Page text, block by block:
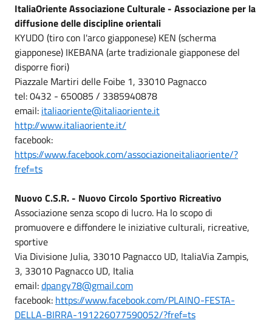
ItaliaOriente Associazione Culturale - Associazione per la
diffusione delle discipline orientali
KYUDO (tiro con l'arco giapponese) KEN (scherma
giapponese) IKEBANA (arte tradizionale giapponese del
disporre fiori)
Piazzale Martiri delle Foibe 1, 33010 Pagnacco
tel: 0432 - 650085 / 3385940878
email: italiaoriente@italiaoriente.it
http://www.italiaoriente.it/
facebook:
https://www.facebook.com/associazioneitaliaoriente/?
fref=ts
Nuovo C.S.R. - Nuovo Circolo Sportivo Ricreativo
Associazione senza scopo di lucro. Ha lo scopo di
promuovere e diffondere le iniziative culturali, ricreative,
sportive
Via Divisione Julia, 33010 Pagnacco UD, ItaliaVia Zampis,
3, 33010 Pagnacco UD, Italia
email:dpangy78@gmail.com
facebook: https://www.facebook.com/PLAINO-FESTA-
DELLA-BIRRA-191226077590052/?fref=ts